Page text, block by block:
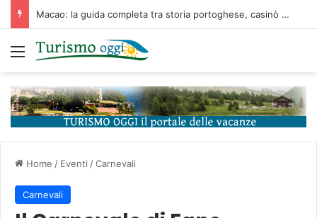
Macao: la guida completa tra storia portoghese, casinò futuristici e cucina unica d’Asia
Menu
Home / Eventi /Carnevali
Carnevali